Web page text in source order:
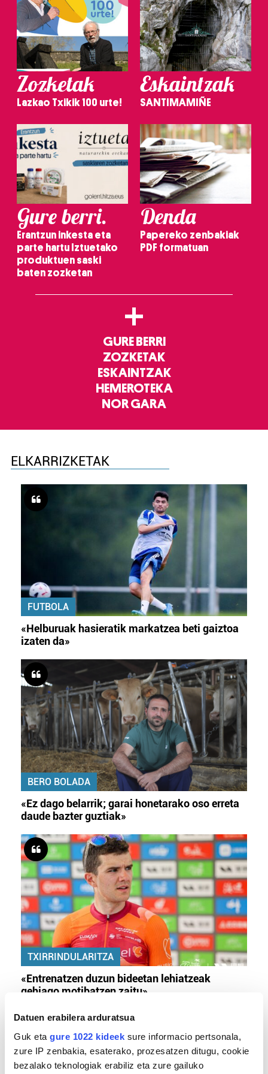
Datuen erabilera arduratsua
Guk eta gure 1022 kideek sure informacio pertsonala,
zure IP zenbakia, esaterako, prozesatzen ditugu, cookie
bezalako teknologiak erabiliz eta zure gailuko
Zozketak
Lazkao Txikik 100 urte!
Eskaintzak
SANTIMAMIÑE
Gure berri.
Erantzun inkesta eta
parte hartu Iztuetako
produktuen saski
baten zozketan
Denda
Papereko zenbakiak
PDF formatuan
+
GURE BERRI
ZOZKETAK
ESKAINTZAK
HEMEROTEKA
NOR GARA
ELKARRIZKETAK
FUTBOLA
«Helburuak hasieratik markatzea beti gaiztoa
izaten da»
BERO BOLADA
«Ez dago belarrik; garai honetarako oso erreta
daude bazter guztiak»
TXIRRINDULARITZA
«Entrenatzen duzun bideetan lehiatzeak
gehiago motibatzen zaitu»